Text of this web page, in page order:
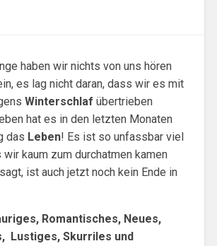
haben wir nichts von uns hören
es lag nicht daran, dass wir es mit
Winterschlaf übertrieben
hat es in den letzten Monaten
das Leben! Es ist so unfassbar viel
kaum zum durchatmen kamen
ist auch jetzt noch kein Ende in
Romantisches, Neues,
Lustiges, Skurriles und